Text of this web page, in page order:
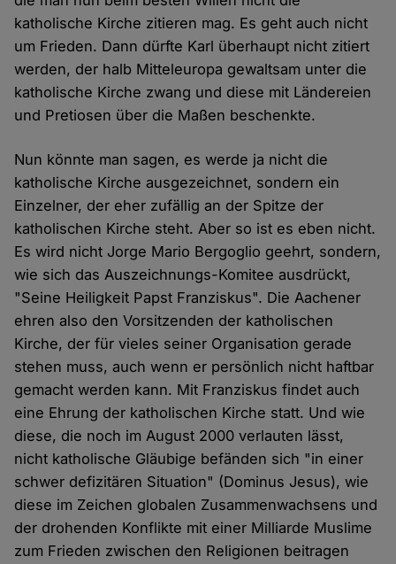
katholische Kirche zitieren mag. Es geht auch nicht
um Frieden. Dann dürfte Karl überhaupt nicht zitiert
werden, der halb Mitteleuropa gewaltsam unter die
katholische Kirche zwang und diese mit Ländereien
und Pretiosen über die Maßen beschenkte.
Nun könnte man sagen, es werde ja nicht die
katholische Kirche ausgezeichnet, sondern ein
Einzelner, der eher zufällig an der Spitze der
katholischen Kirche steht. Aber so ist es eben nicht.
Es wird nicht Jorge Mario Bergoglio geehrt, sondern,
wie sich das Auszeichnungs-Komitee ausdrückt,
"Seine Heiligkeit Papst Franziskus". Die Aachener
ehren also den Vorsitzenden der katholischen
Kirche, der für vieles seiner Organisation gerade
stehen muss, auch wenn er persönlich nicht haftbar
gemacht werden kann. Mit Franziskus findet auch
eine Ehrung der katholischen Kirche statt. Und wie
diese, die noch im August 2000 verlauten lässt,
nicht katholische Gläubige befänden sich "in einer
schwer defizitären Situation" (Dominus Jesus), wie
diese im Zeichen globalen Zusammenwachsens und
der drohenden Konflikte mit einer Milliarde Muslime
zum Frieden zwischen den Religionen beitragen